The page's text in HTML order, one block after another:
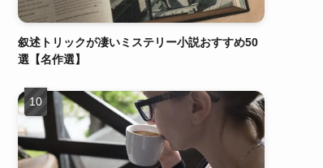
叙述トリックが凄いミステリー小説おすすめ50
選【名作選】